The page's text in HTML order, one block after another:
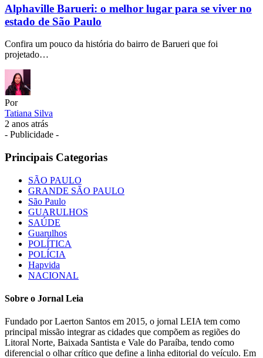
Alphaville Barueri: o melhor lugar para se viver no
estado de São Paulo
Confira um pouco da história do bairro de Barueri que foi
projetado…
Por
Tatiana Silva
2 anos atrás
- Publicidade -
Principais Categorias
SÃO PAULO
GRANDE SÃO PAULO
São Paulo
GUARULHOS
SAÚDE
Guarulhos
POLÍTICA
POLÍCIA
Hapvida
NACIONAL
Sobre o Jornal Leia
Fundado por Laerton Santos em 2015, o jornal LEIA tem como
principal missão integrar as cidades que compõem as regiões do
Litoral Norte, Baixada Santista e Vale do Paraíba, tendo como
diferencial o olhar crítico que define a linha editorial do veículo. Em